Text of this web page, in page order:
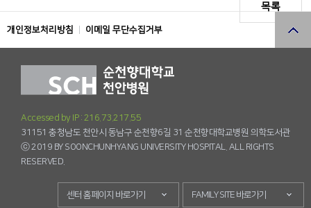
목록
개인정보처리방침 이메일 무단수집거부
Accessed by IP : 216.73.217.55
31151 충청남도 천안시 동남구 순천향6길 31 순천향대학교병원 의학도서관
ⓒ 2019 BY SOONCHUNHYANG UNIVERSITY HOSPITAL. ALL RIGHTS
RESERVED.
센터 홈페이지 바로가기 FAMILY SITE 바로가기